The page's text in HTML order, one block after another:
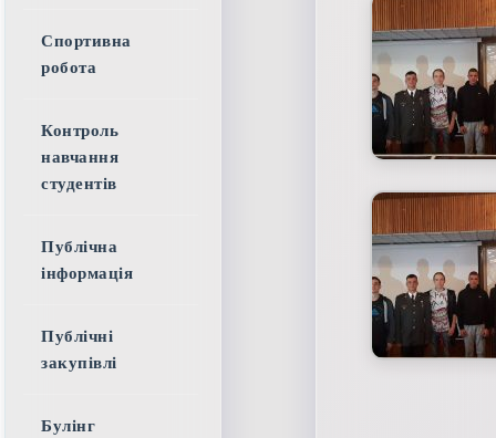
Спортивна
робота
Контроль
навчання
студентів
Публічна
інформація
Публічні
закупівлі
Булінг